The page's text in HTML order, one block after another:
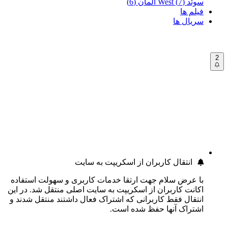
سوئد (7)
West آلمان (6)
فیلم ها
سریال ها
2
انتقال کاربران از اسکریپت به سایت
با عرض سلام جهت ارتقا خدمات کاربری و سهولت استفاده
اکانت کاربران از اسکریپت به سایت اصلی منتقل شد. در این
انتقال فقط کاربرانی که اشتراک فعال داشتند منتقل شدند و
اشتراک آنها حفظ شده است.